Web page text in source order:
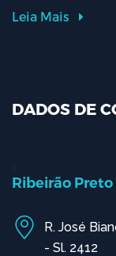
Leia Mais
DADOS DE
Ribeirão Preto
R. José
- Sl. 2412